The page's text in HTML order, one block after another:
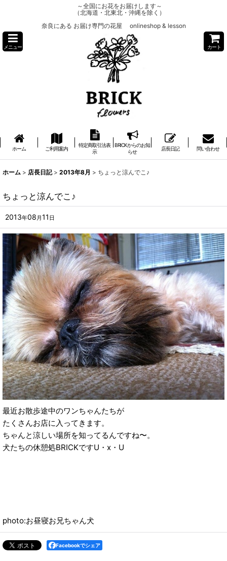
～全国にお花をお届けします～
（北海道・北東北・沖縄を除く）
奈良にある お届け専門の花屋 onlineshop & lesson
メニュー カート
ホーム ご利用案内
特定商取引法表
示
BRICKからのお知
らせ
店長日記 問い合わせ
ホーム > 店長日記 > 2013年8月 > ちょっと涼んでこ♪
ちょっと涼んでこ♪
2013年08 月 11 日
最近お散歩途中のワンちゃんたちが
たくさんお店に入ってきます。
ちゃんと涼しい場所を知ってるんですね〜。
犬たちの休憩処BRICKですU・x・U
photo:お昼寝お兄ちゃん犬
Facebookでシェア